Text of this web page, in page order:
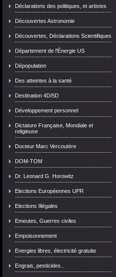
Déclarations des politiques, et artistes
Découvertes Astronomie
Découvertes, Déclarations Scientifiques
Département de l'Énergie US
Dépopulation
Des atteintes à la santé
Destination 4D/5D
Développement personnel
Dictature Française, Mondiale et
religieuse
Docteur Marc Vercoutère
DOM-TOM
Dr. Leonard G. Horowitz
Elections Européennes UPR
Elections Illégales
Emeutes, Guerres civiles
Empoisonnement
Energies libres, électricité gratuite
Engrais, pesticides..